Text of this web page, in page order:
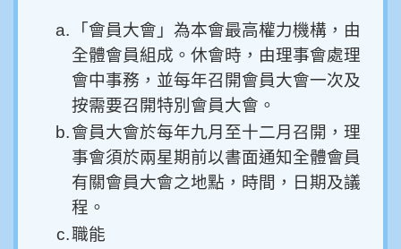
a.
「會員大會」為本會最高權力機構，由
全體會員組成。休會時，由理事會處理
會中事務，並每年召開會員大會一次及
按需要召開特別會員大會。
b.會員大會於每年九月至十二月召開，理
事會須於兩星期前以書面通知全體會員
有關會員大會之地點，時間，日期及議
程。
c.職能